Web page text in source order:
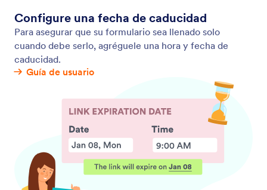
Herramientas de mercadeo por email